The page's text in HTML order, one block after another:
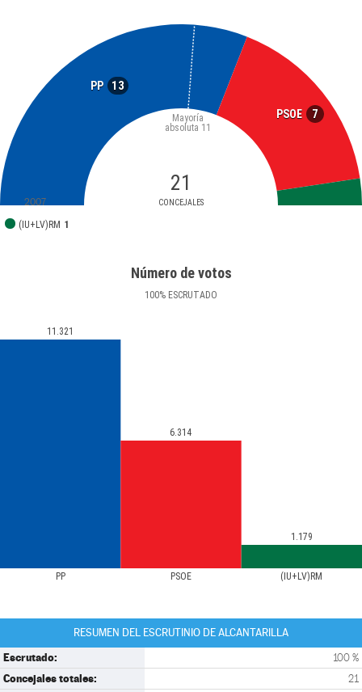
PP 13
PSOE 7
21
CONCEJALES
Mayoría
absoluta 11
(IU+LV)RM 1
2007
Número de votos
100% ESCRUTADO
PP PSOE (IU+LV)RM
11.321
6.314
1.179
RESUMEN DEL ESCRUTINIO DE ALCANTARILLA
Escrutado: 100 %
Concejales totales: 21